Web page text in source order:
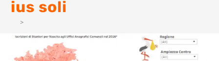
ius soli
>